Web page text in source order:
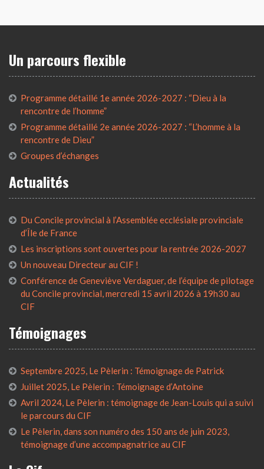
Un parcours flexible
Programme détaillé 1e année 2026-2027 : “Dieu à la
rencontre de l’homme”
Programme détaillé 2e année 2026-2027 : “L’homme à la
rencontre de Dieu”
Groupes d’échanges
Actualités
Du Concile provincial à l’Assemblée ecclésiale provinciale
d’Île de France
Les inscriptions sont ouvertes pour la rentrée 2026-2027
Un nouveau Directeur au CIF !
Conférence de Geneviève Verdaguer, de l’équipe de pilotage
du Concile provincial, mercredi 15 avril 2026 à 19h30 au
CIF
Témoignages
Septembre 2025, Le Pèlerin : Témoignage de Patrick
Juillet 2025, Le Pèlerin : Témoignage d’Antoine
Avril 2024, Le Pèlerin : témoignage de Jean-Louis qui a suivi
le parcours du CIF
Le Pèlerin, dans son numéro des 150 ans de juin 2023,
témoignage d’une accompagnatrice au CIF